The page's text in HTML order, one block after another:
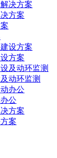
方案
方案
动环监测
公
案